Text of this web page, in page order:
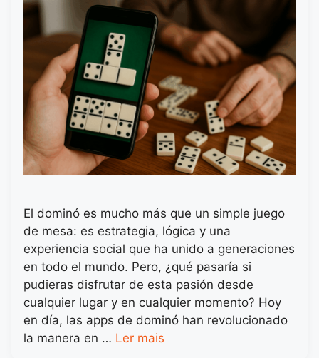
El dominó es mucho más que un simple juego
de mesa: es estrategia, lógica y una
experiencia social que ha unido a generaciones
en todo el mundo. Pero, ¿qué pasaría si
pudieras disfrutar de esta pasión desde
cualquier lugar y en cualquier momento? Hoy
en día, las apps de dominó han revolucionado
la manera en … Ler mais